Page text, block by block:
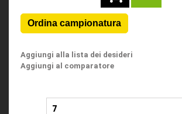
Aggiungi alla lista dei desideri
Aggiungi al comparatore
7